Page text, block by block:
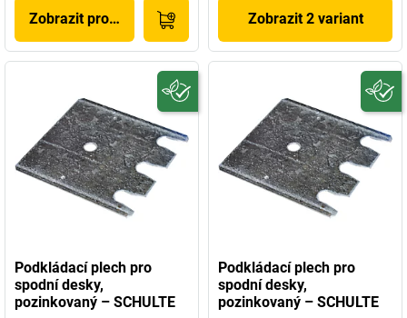
Zobrazit produkt Zobrazit 2 variant
Podkládací plech pro
spodní desky,
pozinkovaný – SCHULTE
Podkládací plech pro
spodní desky,
pozinkovaný – SCHULTE